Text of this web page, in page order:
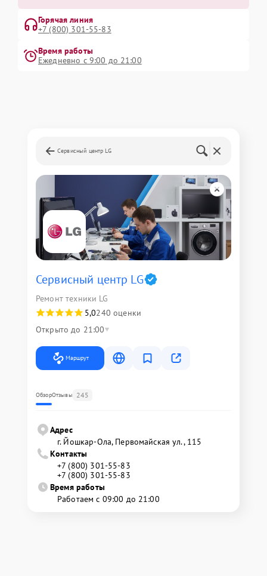
Горячая линия
+7 (800) 301-55-83
Время работы
Ежедневно с 9:00 до 21:00
Сервисный центр LG
Сервисный центр LG
Ремонт техники LG
5,0240 оценки
Открыто до 21:00
Маршрут
ОбзорОтзывы 245
Адрес
г. Йошкар-Ола, Первомайская ул., 115
Контакты
+7 (800) 301-55-83
+7 (800) 301-55-83
Время работы
Работаем с 09:00 до 21:00